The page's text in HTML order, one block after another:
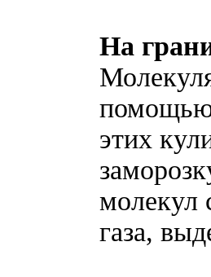
На
помощью
этих
молекул
газа,